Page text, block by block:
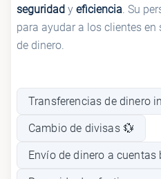
seguridad y eficiencia. Su
para ayudar a los clientes en
de dinero.
Transferencias de dinero
Cambio de divisas 💱
Envío de dinero a cuentas